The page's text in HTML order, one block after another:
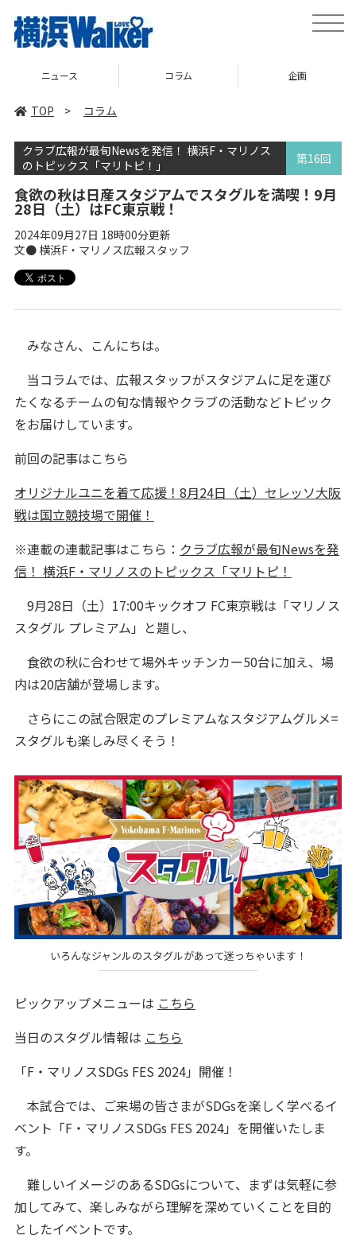
toggle
コラム 企画 TOP
TOP > コラム
クラブ広報が最旬Newsを発信！ 横浜F・マリノス
のトピックス「マリトピ！」
第16回
食欲の秋は日産スタジアムでスタグルを満喫！9月
28日（土）はFC東京戦！
2024年09月27日 18時00分更新
文● 横浜F・マリノス広報スタッフ
みなさん、こんにちは。
当コラムでは、広報スタッフがスタジアムに足を運び
たくなるチームの旬な情報やクラブの活動などトピック
をお届けしています。
前回の記事はこちら
オリジナルユニを着て応援！8月24日（土）セレッソ大阪
戦は国立競技場で開催！
※連載の連載記事はこちら： クラブ広報が最旬Newsを発
信！ 横浜F・マリノスのトピックス「マリトピ！
9月28日（土）17:00キックオフ FC東京戦は「マリノス
スタグル プレミアム」と題し、
食欲の秋に合わせて場外キッチンカー50台に加え、場
内は20店舗が登場します。
さらにこの試合限定のプレミアムなスタジアムグルメ=
スタグルも楽しみ尽くそう！
いろんなジャンルのスタグルがあって迷っちゃいます！
ピックアップメニューは こちら
当日のスタグル情報は こちら
「F・マリノスSDGs FES 2024」開催！
本試合では、ご来場の皆さまがSDGsを楽しく学べるイ
ベント「F・マリノスSDGs FES 2024」を開催いたしま
す。
難しいイメージのあるSDGsについて、まずは気軽に参
加してみて、楽しみながら理解を深めていくことを目的
としたイベントです。